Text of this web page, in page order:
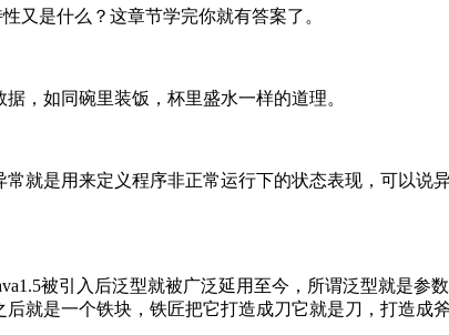
又是什么？这章节学完你就有答案了。
，如同碗里装饭，杯里盛水一样的道理。
就是用来定义程序非正常运行下的状态表现，可以说
被引入后泛型就被广泛延用至今，所谓泛型就是参
就是一个铁块，铁匠把它打造成刀它就是刀，打造成斧